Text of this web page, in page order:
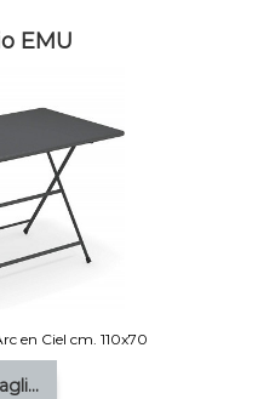
EMU
en Ciel cm. 110x70